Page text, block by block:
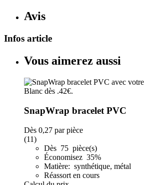
Avis
Infos article
Vous aimerez aussi
SnapWrap bracelet PVC
Dès 0,27 par pièce
(11)
Dès 75 pièce(s)
Économisez 35%
Matière: synthétique, métal
Réassort en cours